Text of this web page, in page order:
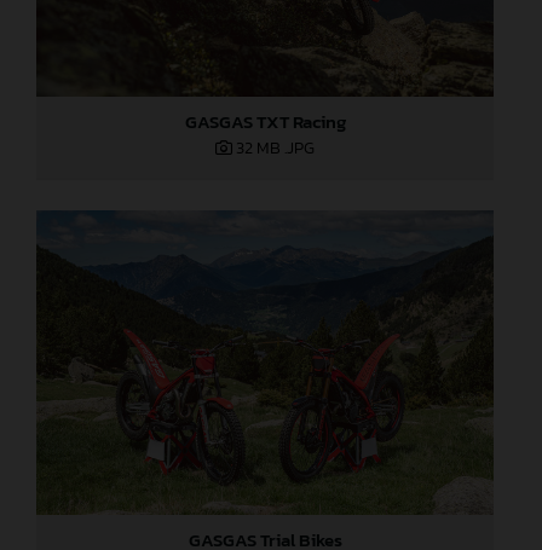
GASGAS TXT Racing
32 MB .JPG
GASGAS Trial Bikes